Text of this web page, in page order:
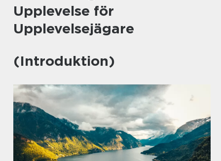
Upplevelse för
Upplevelsejägare
(Introduktion)